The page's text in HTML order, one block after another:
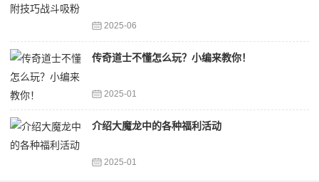
2025-06
传奇道士不懂怎么玩？小编来教你！
2025-01
介绍大魔龙中的各种福利活动
2025-01